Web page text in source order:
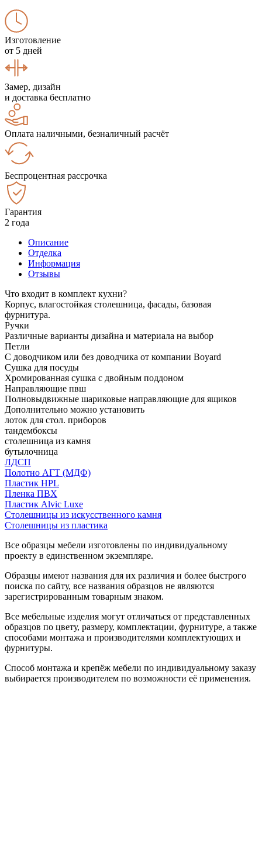
Изготовление
от 5 дней
Замер, дизайн
и доставка бесплатно
Оплата наличными, безналичный расчёт
Беспроцентная рассрочка
Гарантия
2 года
Описание
Отделка
Информация
Отзывы
Что входит в комплект кухни?
Корпус, влагостойкая столешница, фасады, базовая
фурнитура.
Ручки
Различные варианты дизайна и материала на выбор
Петли
С доводчиком или без доводчика от компании Boyard
Сушка для посуды
Хромированная сушка с двойным поддоном
Направляющие пвш
Полновыдвижные шариковые направляющие для ящиков
Дополнительно можно установить
лоток для стол. приборов
тандембоксы
столешница из камня
бутылочница
ЛДСП
Полотно АГТ (МДФ)
Пластик HPL
Пленка ПВХ
Пластик Alvic Luxe
Столешницы из искусственного камня
Столешницы из пластика
Все образцы мебели изготовлены по индивидуальному
проекту в единственном экземпляре.
Образцы имеют названия для их различия и более быстрого
поиска по сайту, все названия образцов не являются
зарегистрированным товарным знаком.
Все мебельные изделия могут отличаться от представленных
образцов по цвету, размеру, комплектации, фурнитуре, а также
способами монтажа и производителями комплектующих и
фурнитуры.
Способ монтажа и крепёж мебели по индивидуальному заказу
выбирается производителем по возможности её применения.